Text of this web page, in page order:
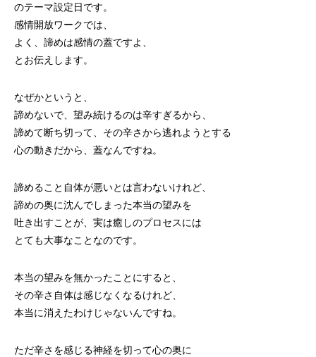
のテーマ設定日です。
感情開放ワークでは、
よく、諦めは感情の蓋ですよ、
とお伝えします。
なぜかというと、
諦めないで、望み続けるのは辛すぎるから、
諦めて断ち切って、その辛さから逃れようとする
心の動きだから、蓋なんですね。
諦めること自体が悪いとは言わないけれど、
諦めの奥に沈んでしまった本当の望みを
吐き出すことが、実は癒しのプロセスには
とても大事なことなのです。
本当の望みを無かったことにすると、
その辛さ自体は感じなくなるけれど、
本当に消えたわけじゃないんですね。
ただ辛さを感じる神経を切って心の奥に